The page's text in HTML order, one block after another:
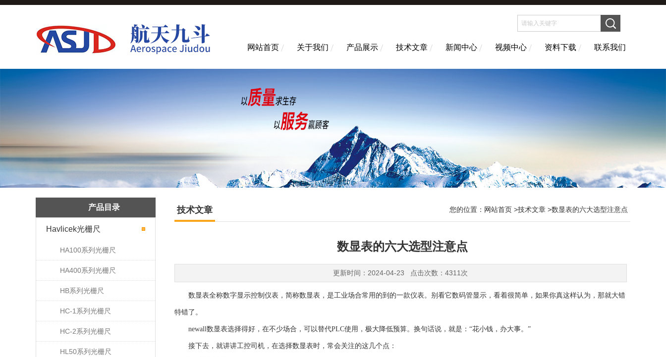
网站首页 关于我们 产品展示 技术文章 新闻中心 视频中心 资料下载 联系我们
产品目录
Havlicek光栅尺
HA100系列光栅尺
HA400系列光栅尺
HB系列光栅尺
HC-1系列光栅尺
HC-2系列光栅尺
HL50系列光栅尺
技术文章 您的位置： 网站首页 >技术文章 >数显表的六大选型注意点
数显表的六大选型注意点
更新时间：2024-04-23 点击次数：4311次
数显表全称数字显示控制仪表，简称数显表，是工业场合常用的到的一款仪表。别看它数码管显示，看着很简单，如果你真这样认为，那就大错
特错了。
newall数显表选择得好，在不少场合，可以替代PLC使用，极大降低预算。换句话说，就是：“花小钱，办大事。”
接下去，就讲讲工控司机，在选择数显表时，常会关注的这几个点：